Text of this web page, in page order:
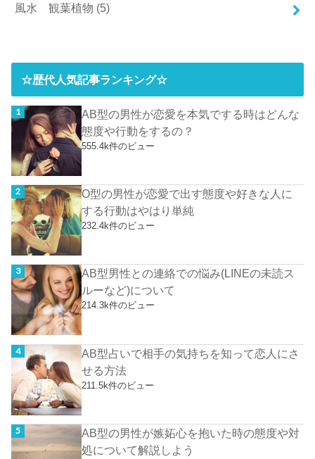
風水 観葉植物 (5)
☆歴代人気記事ランキング☆
AB型の男性が恋愛を本気でする時はどんな
態度や行動をするの？
555.4k件のビュー
O型の男性が恋愛で出す態度や好きな人に
する行動はやはり単純
232.4k件のビュー
AB型男性との連絡での悩み(LINEの未読ス
ルーなど)について
214.3k件のビュー
AB型占いで相手の気持ちを知って恋人にさ
せる方法
211.5k件のビュー
AB型の男性が嫉妬心を抱いた時の態度や対
処について解説しよう